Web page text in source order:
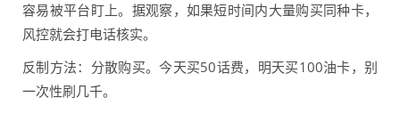
容易被平台盯上。据观察，如果短时间内大量购买同种卡，
风控就会打电话核实。
反制方法：分散购买。今天买50话费，明天买100油卡，别
一次性刷几千。